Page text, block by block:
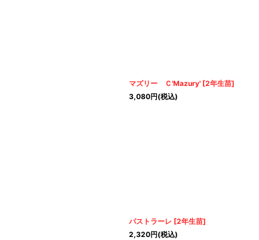
マズリー Ｃ'Mazury' [2年生苗]
3,080円(税込)
パストラーレ [2年生苗]
2,320円(税込)